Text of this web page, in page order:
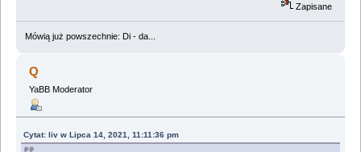
Zapisane
Mówią już powszechnie: Di - da...
Q
YaBB Moderator
Cytat: liv w Lipca 14, 2021, 11:11:36 pm